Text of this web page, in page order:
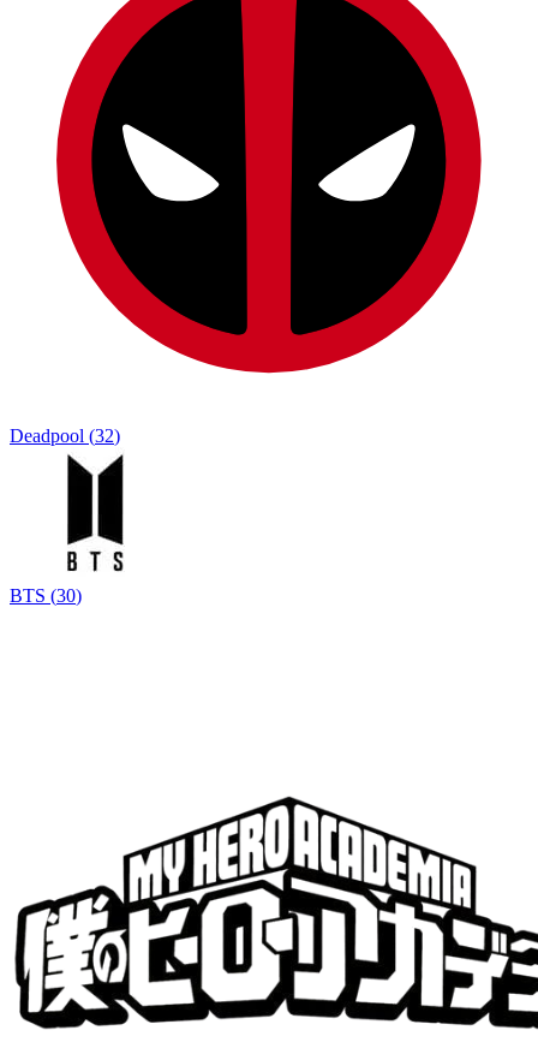
Deadpool (32)
BTS (30)